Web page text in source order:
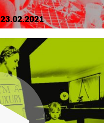
23.02.2021